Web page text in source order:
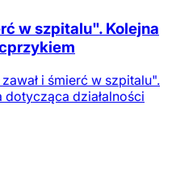
w szpitalu". Kolejna
i śmierć w szpitalu".
działalności